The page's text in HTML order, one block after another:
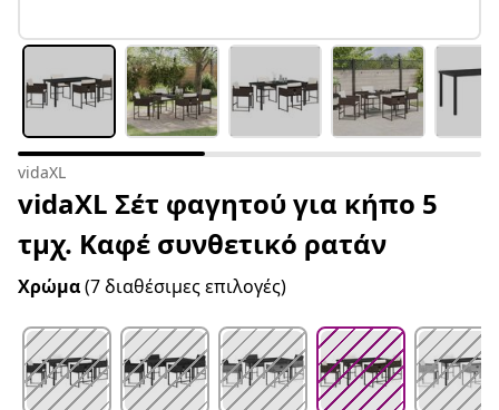
vidaXL
vidaXL Σέτ φαγητού για κήπο 5
τμχ. Καφέ συνθετικό ρατάν
Χρώμα(7 διαθέσιμες επιλογές)